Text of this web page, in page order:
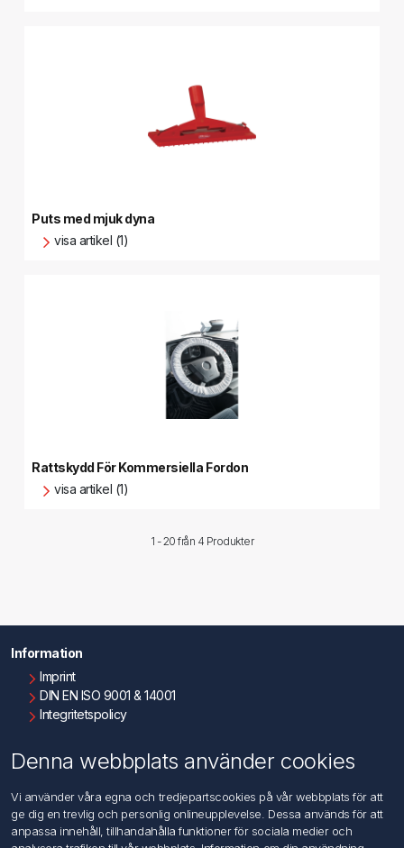
Puts med mjuk dyna
visa artikel (1)
Rattskydd För Kommersiella Fordon
visa artikel (1)
1 - 20 från 4 Produkter
Information
Imprint
DIN EN ISO 9001 & 14001
Integritetspolicy
Kontakta oss
Kundtjänst
Denna webbplats använder cookies
Vi använder våra egna och tredjepartscookies på vår webbplats för att
ge dig en trevlig och personlig onlineupplevelse. Dessa används för att
anpassa innehåll, tillhandahålla funktioner för sociala medier och